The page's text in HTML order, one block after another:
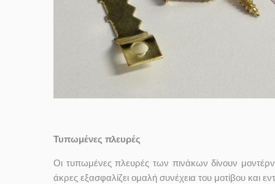
Τυπωμένες πλευρές
Οι τυπωμένες πλευρές των πινάκων δίνουν
άκρες εξασφαλίζει ομαλή συνέχεια του μοτίβου και